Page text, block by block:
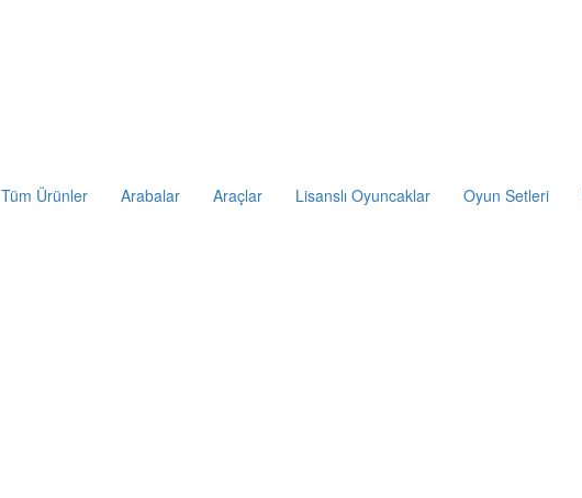
Tüm Ürünler
Arabalar Araçlar Lisanslı Oyuncaklar Oyun Setleri